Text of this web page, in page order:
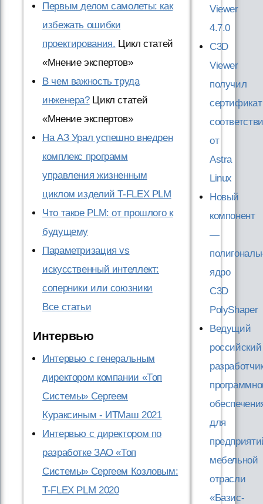
Первым делом самолеты: как
избежать ошибки
проектирования. Цикл статей
«Мнение экспертов»
В чем важность труда
инженера?Цикл статей
«Мнение экспертов»
На АЗ Урал успешно внедрен
комплекс программ
управления жизненным
циклом изделий T-FLEX PLM
Что такое PLM: от прошлого к
будущему
Параметризация vs
искусственный интеллект:
соперники или союзники
Все статьи
Интервью
Интервью с генеральным
директором компании «Топ
Системы» Сергеем
Кураксиным - ИТМаш 2021
Интервью с директором по
разработке ЗАО «Топ
Системы» Сергеем Козловым:
T-FLEX PLM 2020
Viewer
4.7.0
C3D
Viewer
получил
сертификат
от
Astra
Linux
Новый
компонент
—
ядро
C3D
PolyShaper
Ведущий
российский
для
мебельной
отрасли
«Базис-